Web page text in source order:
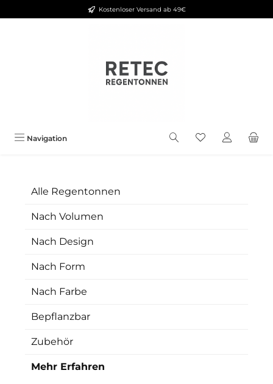
Zum Hauptinhalt springenKostenloser Versand ab 49€
Navigation
Alle Regentonnen
Nach Volumen
Nach Design
Nach Form
Nach Farbe
Bepflanzbar
Zubehör
Mehr Erfahren